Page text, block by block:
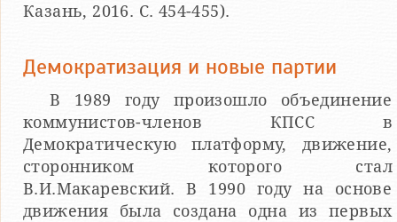
Казань, 2016. С. 454-455).
Демократизация и новые партии
В 1989 году произошло объединение
коммунистов-членов КПСС в
Демократическую платформу, движение,
сторонником которого стал
В.И.Макаревский. В 1990 году на основе
движения была создана одна из первых